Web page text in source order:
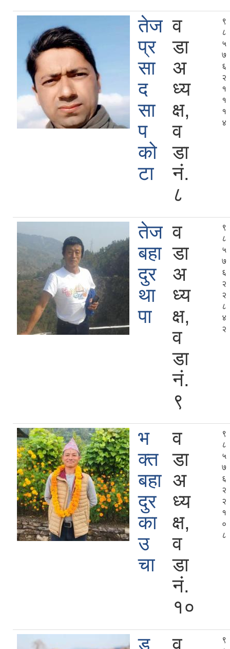
तेज
प्र
सा
द
सा
प
को
टा
व
डा
अ
ध्य
क्ष,
व
डा
नं.
८
९
८
५
७
६
२
१
१
१
४
तेज
बहा
दुर
था
पा
व
डा
अ
ध्य
क्ष,
व
डा
नं.
९
९
८
५
७
६
२
२
८
४
२
भ
क्त
बहा
दुर
का
उ
चा
व
डा
अ
ध्य
क्ष,
व
डा
नं.
१०
९
८
५
७
६
२
२
१
०
८
ड व
९